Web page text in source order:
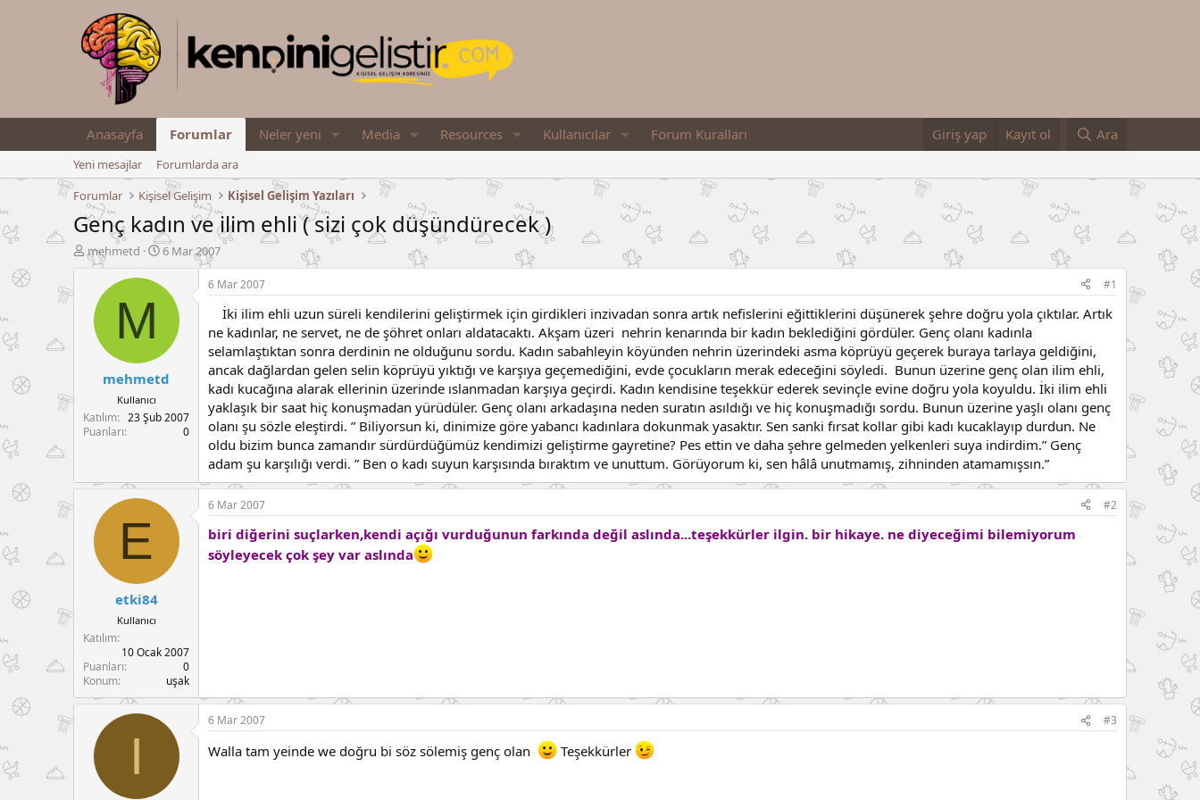
Anasayfa Forumlar Neler yeni Media Resources Kullanıcılar Forum Kuralları Giriş yap Kayıt ol Ara
Yeni mesajlar
Forumlarda ara
Forumlar
Kişisel Gelişim Kişisel Gelişim Yazıları
Genç kadın ve ilim ehli ( sizi çok düşündürecek )
K
o
a
t
mehmetd
B
ş
g
ç
a
r
6 Mar 2007
M
mehmetd
Kullanıcı
Katılım
23 Şub 2007
Puanları
0
6 Mar 2007 #1
İki ilim ehli uzun süreli kendilerini geliştirmek için girdikleri inzivadan sonra artık nefislerini eğittiklerini düşünerek şehre doğru yola çıktılar. Artık
ne kadınlar, ne servet, ne de şöhret onları aldatacaktı. Akşam üzeri nehrin kenarında bir kadın beklediğini gördüler. Genç olanı kadınla
selamlaştıktan sonra derdinin ne olduğunu sordu. Kadın sabahleyin köyünden nehrin üzerindeki asma köprüyü geçerek buraya tarlaya geldiğini,
ancak dağlardan gelen selin köprüyü yıktığı ve karşıya geçemediğini, evde çocukların merak edeceğini söyledi. Bunun üzerine genç olan ilim ehli,
kadı kucağına alarak ellerinin üzerinde ıslanmadan karşıya geçirdi. Kadın kendisine teşekkür ederek sevinçle evine doğru yola koyuldu. İki ilim ehli
yaklaşık bir saat hiç konuşmadan yürüdüler. Genç olanı arkadaşına neden suratın asıldığı ve hiç konuşmadığı sordu. Bunun üzerine yaşlı olanı genç
olanı şu sözle eleştirdi. ” Biliyorsun ki, dinimize göre yabancı kadınlara dokunmak yasaktır. Sen sanki fırsat kollar gibi kadı kucaklayıp durdun. Ne
oldu bizim bunca zamandır sürdürdüğümüz kendimizi geliştirme gayretine? Pes ettin ve daha şehre gelmeden yelkenleri suya indirdim.” Genç
adam şu karşılığı verdi. ” Ben o kadı suyun karşısında bıraktım ve unuttum. Görüyorum ki, sen hâlâ unutmamış, zihninden atamamışsın.”
E
etki84
Kullanıcı
Katılım
10 Ocak 2007
Puanları
0
Konum
uşak
6 Mar 2007 #2
biri diğerini suçlarken,kendi açığı vurduğunun farkında değil aslında...teşekkürler ilgin. bir hikaye. ne diyeceğimi bilemiyorum
söyleyecek çok şey var aslında
I
6 Mar 2007 #3
Walla tam yeinde we doğru bi söz sölemiş genç olan Teşekkürler